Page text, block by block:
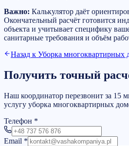
Важно: Калькулятор даёт
Окончательный расчёт готовится
объекта и учитывает специфику
санитарные требования и объём
Назад к Уборка многоквартирных
Получить точный
Наш координатор перезвонит за 15
услугу уборка многоквартирных
Телефон *
Email *